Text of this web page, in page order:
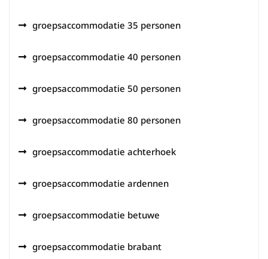
groepsaccommodatie 35 personen
groepsaccommodatie 40 personen
groepsaccommodatie 50 personen
groepsaccommodatie 80 personen
groepsaccommodatie achterhoek
groepsaccommodatie ardennen
groepsaccommodatie betuwe
groepsaccommodatie brabant